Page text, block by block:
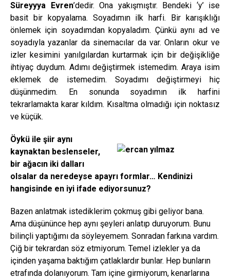
Süreyyya Evren’dedir. Ona yakışmıştır. Bendeki ‘y’ ise
basit bir kopyalama. Soyadımın ilk harfi. Bir karışıklığı
önlemek için soyadımdan kopyaladım. Çünkü aynı ad ve
soyadıyla yazanlar da sinemacılar da var. Onların okur ve
izler kesimini yanılgılardan kurtarmak için bir değişikliğe
ihtiyaç duydum. Adımı değiştirmek istemedim. Araya isim
eklemek de istemedim. Soyadımı değiştirmeyi hiç
düşünmedim. En sonunda soyadımın ilk harfini
tekrarlamakta karar kıldım. Kısaltma olmadığı için noktasız
ve küçük.
Öykü ile şiir aynı
kaynaktan beslenseler,
bir ağacın iki dalları
olsalar da neredeyse apayrı formlar… Kendinizi
hangisinde en iyi ifade ediyorsunuz?
Bazen anlatmak istediklerim çokmuş gibi geliyor bana.
Ama düşününce hep aynı şeyleri anlatıp duruyorum. Bunu
bilinçli yaptığımı da söyleyemem. Sonradan farkına vardım.
Çiğ bir tekrardan söz etmiyorum. Temel izlekler ya da
içinden yaşama baktığım çatlaklardır bunlar. Hep bunların
etrafında dolanıyorum. Tam içine girmiyorum, kenarlarına